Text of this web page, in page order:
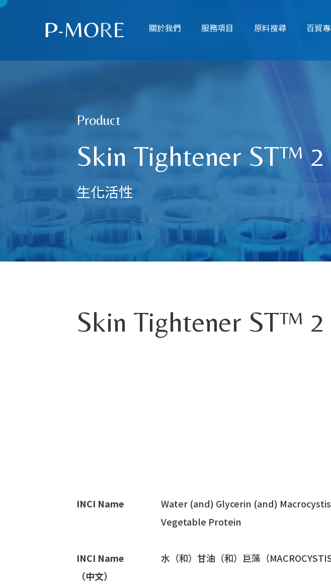
關於我們 服務項目 原料搜尋 百貿
Product
Skin Tightener ST™ 2
生化活性
Skin Tightener ST™ 2
INCI Name
Water (and) Glycerin (and)
Vegetable Protein
INCI Name
（中文）
水（和）甘油（和）巨藻（